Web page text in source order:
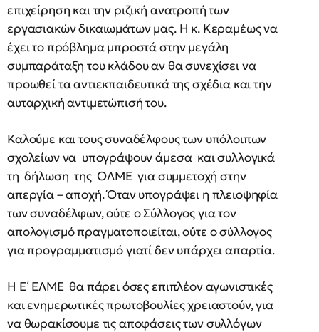
επιχείρηση και την ριζική ανατροπή των
εργασιακών δικαιωμάτων μας. Η κ. Κεραμέως να
έχει το πρόβλημα μπροστά στην μεγάλη
συμπαράταξη του κλάδου αν θα συνεχίσει να
προωθεί τα αντιεκπαιδευτικά της σχέδια και την
αυταρχική αντιμετώπισή του.
Καλούμε και τους συναδέλφους των υπόλοιπων
σχολείων να υπογράψουν άμεσα και συλλογικά
τη δήλωση της ΟΛΜΕ για συμμετοχή στην
απεργία – αποχή. Όταν υπογράψει η πλειοψηφία
των συναδέλφων, ούτε ο Σύλλογος για τον
απολογισμό πραγματοποιείται, ούτε ο σύλλογος
για προγραμματισμό γιατί δεν υπάρχει απαρτία.
Η Ε΄ ΕΛΜΕ θα πάρει όσες επιπλέον αγωνιστικές
και ενημερωτικές πρωτοβουλίες χρειαστούν, για
να θωρακίσουμε τις αποφάσεις των συλλόγων